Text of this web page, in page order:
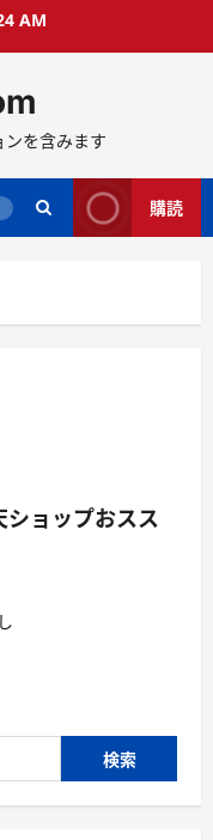
AM
ンを含みます
購読
ショップおスス